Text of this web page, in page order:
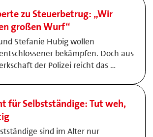
zu Steuerbetrug: „Wir
großen Wurf“
Stefanie Hubig wollen
bekämpfen. Doch aus
der Polizei reicht das …
für Selbstständige: Tut weh,
sind im Alter nur